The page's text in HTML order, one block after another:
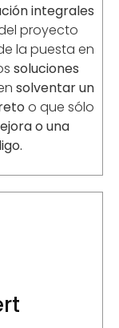
integrales
proyecto
la puesta en
soluciones
solventar un
o que sólo
o una